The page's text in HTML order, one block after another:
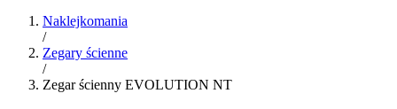
Naklejkomania
/
Zegary ścienne
/
Zegar ścienny EVOLUTION NT